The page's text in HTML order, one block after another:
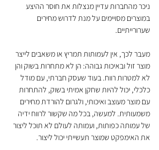
ניכר מהחברות עדיין מנצלות את חוסר ההיצע
במוצרים מסויימים על מנת לדרוש מחירים
שערורייתיים.
מעבר לכך, אין לעמותות תמריץ או משאבים לייצר
מוצר זול ובאיכות גבוהה: הן לא מתחרות בשוק והן
לא למטרות רווח. בעוד שעסק חברתי, עם מודל
כלכלי, יכול להיות שחקן אמיתי בשוק, להתחרות
עם מוצר מעוצב ואיכותי, ולגרום להורדת מחירים
משמעותית. למעשה, בכל מה שקשור לרווח ידיה
של עמותה כפותות, ועמותה לעולם לא תוכל ליצור
את האימפקט שמוצר תעשייתי יכול ליצור.